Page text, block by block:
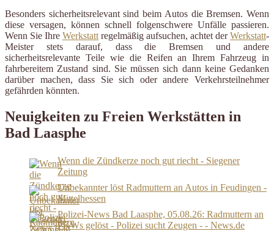
Besonders sicherheitsrelevant sind beim Autos die Bremsen. Wenn
diese versagen, können schnell folgenschwere Unfälle passieren.
Wenn Sie Ihre Werkstatt regelmäßig aufsuchen, achtet derWerkstatt-
Meister stets darauf, dass die Bremsen und andere
sicherheitsrelevante Teile wie die Reifen an Ihrem Fahrzeug in
fahrbereitem Zustand sind. Sie müssen sich dann keine Gedanken
darüber machen, dass Sie sich oder andere Verkehrsteilnehmer
gefährden könnten.
Neuigkeiten zu Freien Werkstätten in
Bad Laasphe
Wenn die Zündkerze noch gut riecht - Siegener
Zeitung
Unbekannter löst Radmuttern an Autos in Feudingen -
Mittelhessen
Polizei-News Bad Laasphe, 05.08.26: Radmuttern an
PKWs gelöst - Polizei sucht Zeugen - - News.de